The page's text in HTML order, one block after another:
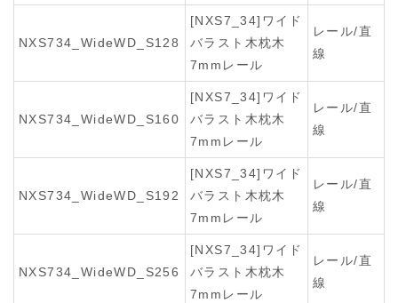
NXS734_WideWD_S128
[NXS7_34]ワイド
バラスト木枕木
7mmレール
レール/直
線
NXS734_WideWD_S160
[NXS7_34]ワイド
バラスト木枕木
7mmレール
レール/直
線
NXS734_WideWD_S192
[NXS7_34]ワイド
バラスト木枕木
7mmレール
レール/直
線
NXS734_WideWD_S256
[NXS7_34]ワイド
バラスト木枕木
7mmレール
レール/直
線